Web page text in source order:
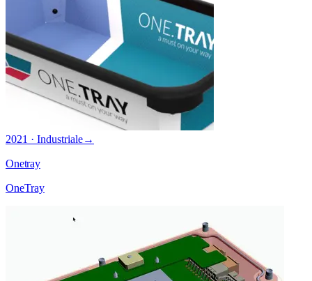
2021 · Industriale→
Onetray
OneTray